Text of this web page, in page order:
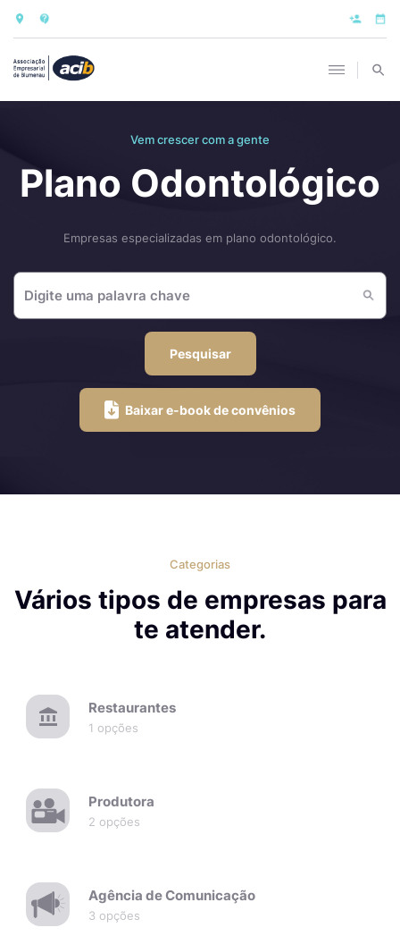
Vem crescer com a gente
Plano Odontológico
Empresas especializadas em plano odontológico.
Pesquisar
Baixar e-book de convênios
Categorias
Vários tipos de empresas para
te atender.
Restaurantes
1 opções
Produtora
2 opções
Agência de Comunicação
3 opções